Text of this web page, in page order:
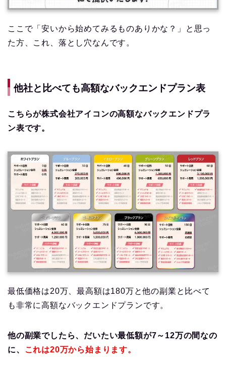
ここで「安いから始めてみるものありかな？」と思っ
た方、これ、落とし穴なんです。
他社と比べても高額なバックエンドプラン表
こちらが株式会社アイコンの高額なバックエンドプラ
ン表です。
最低価格は20万、最高額は180万と他の副業と比べて
も非常に高額なバックエンドプランです。
他の副業でしたら、だいたい最低額が7～12万の間なの
に、 これは20万から始まります。